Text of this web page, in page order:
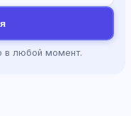
в любой момент.